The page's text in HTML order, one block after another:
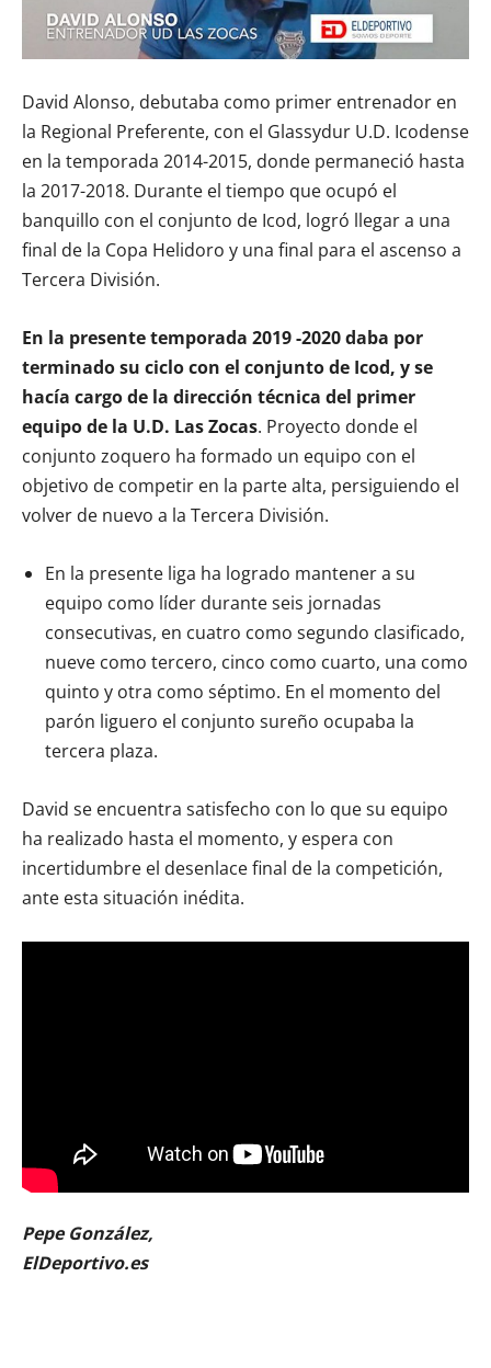
David Alonso, debutaba como primer entrenador en
la Regional Preferente, con el Glassydur U.D. Icodense
en la temporada 2014-2015, donde permaneció hasta
la 2017-2018. Durante el tiempo que ocupó el
banquillo con el conjunto de Icod, logró llegar a una
final de la Copa Helidoro y una final para el ascenso a
Tercera División.
En la presente temporada 2019 -2020 daba por
terminado su ciclo con el conjunto de Icod, y se
hacía cargo de la dirección técnica del primer
equipo de la U.D. Las Zocas. Proyecto donde el
conjunto zoquero ha formado un equipo con el
objetivo de competir en la parte alta, persiguiendo el
volver de nuevo a la Tercera División.
En la presente liga ha logrado mantener a su
equipo como líder durante seis jornadas
consecutivas, en cuatro como segundo clasificado,
nueve como tercero, cinco como cuarto, una como
quinto y otra como séptimo. En el momento del
parón liguero el conjunto sureño ocupaba la
tercera plaza.
David se encuentra satisfecho con lo que su equipo
ha realizado hasta el momento, y espera con
incertidumbre el desenlace final de la competición,
ante esta situación inédita.
Pepe González,
ElDeportivo.es